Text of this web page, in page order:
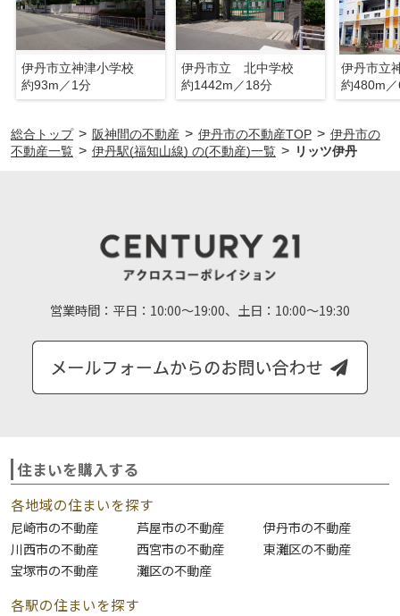
伊丹市立神津小学校
約93m／1分
伊丹市立 北中学校
約1442m／18分
伊丹市立
約480m
総合トップ > 阪神間の不動産 > 伊丹市の不動産TOP > 伊丹市の
不動産一覧 > 伊丹駅(福知山線) の(不動産)一覧 > リッツ伊丹
営業時間： 平日：10:00～19:00、土日：10:00～19:30
住まいを購入する
各地域の住まいを探す
尼崎市の不動産 芦屋市の不動産
伊丹市の不動産
川西市の不動産
西宮市の不動産
東灘区の不動産
宝塚市の不動産
灘区の不動産
各駅の住まいを探す